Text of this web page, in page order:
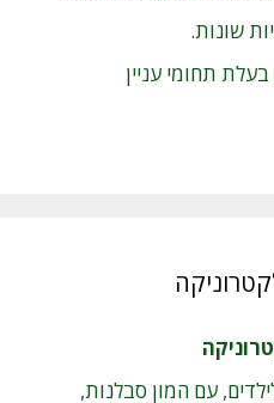
שונות.
תחומי עניין
עם המון סבלנות,